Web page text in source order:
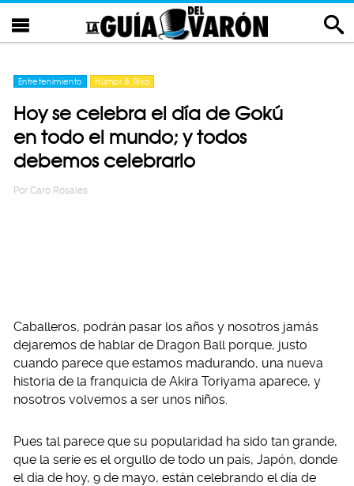
Entretenimiento Humor & Risa
Hoy se celebra el día de Gokú
en todo el mundo; y todos
debemos celebrarlo
Por Caro Rosales
Caballeros, podrán pasar los años y nosotros jamás
dejaremos de hablar de Dragon Ball porque, justo
cuando parece que estamos madurando, una nueva
historia de la franquicia de Akira Toriyama aparece, y
nosotros volvemos a ser unos niños.
Pues tal parece que su popularidad ha sido tan grande,
que la serie es el orgullo de todo un país, Japón, donde
el día de hoy, 9 de mayo, están celebrando el día de